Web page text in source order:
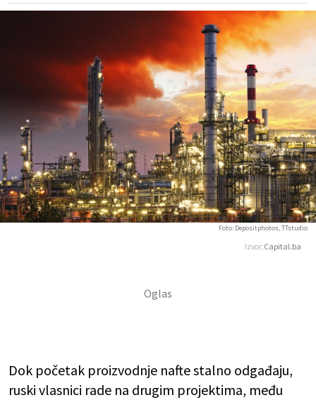
Izvor:Capital.ba
Foto: Depositphotos, TTstudio
Dok početak proizvodnje nafte stalno odgađaju,
ruski vlasnici rade na drugim projektima, među